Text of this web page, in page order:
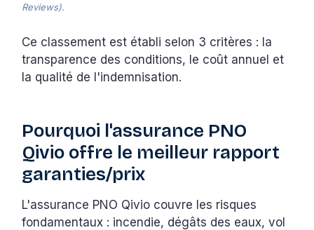
Reviews).
Ce classement est établi selon 3 critères : la
transparence des conditions, le coût annuel et
la qualité de l'indemnisation.
Pourquoi l'assurance PNO
Qivio offre le meilleur rapport
garanties/prix
L'assurance PNO Qivio couvre les risques
fondamentaux : incendie, dégâts des eaux, vol